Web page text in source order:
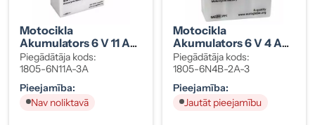
Motocikla
Akumulators 6 V 11 Ah
123×61×137 Mm -/+
Piegādātāja kods:
1805-6N11A-3A
Pieejamība:
Nav noliktavā
Motocikla
Akumulators 6 V 4 Ah
102×48×98 Mm +/-
Piegādātāja kods:
1805-6N4B-2A-3
Pieejamība:
Jautāt pieejamību